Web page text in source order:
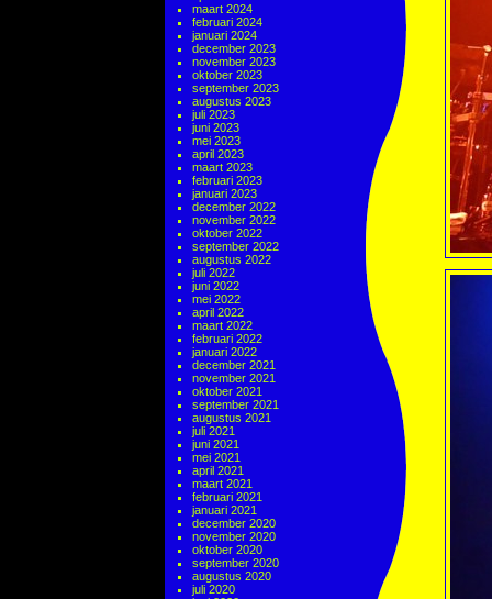
maart 2024
februari 2024
januari 2024
december 2023
november 2023
oktober 2023
september 2023
augustus 2023
juli 2023
juni 2023
mei 2023
april 2023
maart 2023
februari 2023
januari 2023
december 2022
november 2022
oktober 2022
september 2022
augustus 2022
juli 2022
juni 2022
mei 2022
april 2022
maart 2022
februari 2022
januari 2022
december 2021
november 2021
oktober 2021
september 2021
augustus 2021
juli 2021
juni 2021
mei 2021
april 2021
maart 2021
februari 2021
januari 2021
december 2020
november 2020
oktober 2020
september 2020
augustus 2020
juli 2020